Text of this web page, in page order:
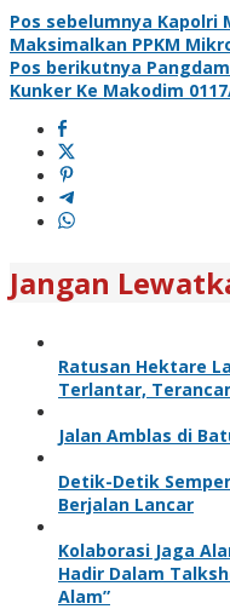
Pos sebelumnya Kapolri
Maksimalkan PPKM
Pos berikutnya
Kunker Ke Makodim
Jangan
Ratusan Hektare
Terlantar,
Jalan Amblas di
Detik-Detik
Berjalan Lancar
Kolaborasi Jaga
Hadir Dalam
Alam”